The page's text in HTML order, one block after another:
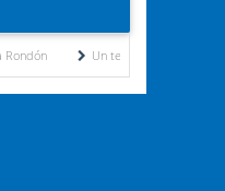
Un temible contendor por Ricardo Gil